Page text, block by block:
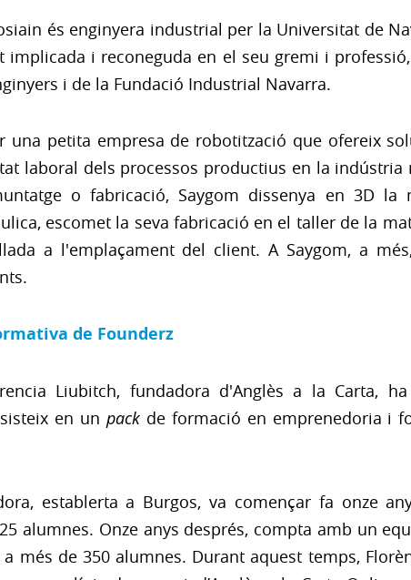
és enginyera industrial per la Universitat de
implicada i reconeguda en el seu gremi i
i de la Fundació Industrial Navarra.
una petita empresa de robotització que ofereix
laboral dels processos productius en la
o fabricació, Saygom dissenya en 3D la
escomet la seva fabricació en el taller de la
a l'emplaçament del client. A Saygom, a
de Founderz
Liubitch, fundadora d'Anglès a la Carta,
en un packde formació en emprenedoria i
establerta a Burgos, va començar fa onze
alumnes. Onze anys després, compta amb un
més de 350 alumnes. Durant aquest temps,